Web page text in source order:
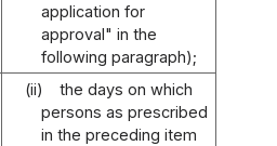
application for
approval" in the
following paragraph);
(ii)
the days on which
persons as prescribed
in the preceding item